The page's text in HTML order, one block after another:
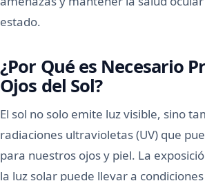
estado.
¿Por Qué es Necesario
Ojos del Sol?
El sol no solo emite luz visible, sino
radiaciones ultravioletas (UV) que
para nuestros ojos y piel. La
la luz solar puede llevar a